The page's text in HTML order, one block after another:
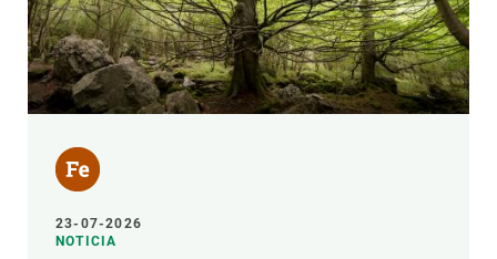
23-07-2026
NOTICIA